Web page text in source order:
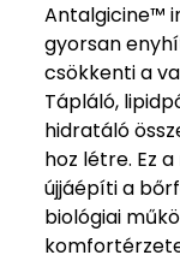
Antalgicine™
gyorsan
csökkenti a
Tápláló,
hidratáló
hoz létre. Ez
újjáépíti a
biológiai